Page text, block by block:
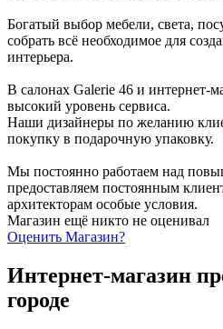
Богатый выбор мебели, света,
собрать всё необходимое для
интерьера.
В салонах Galerie 46 и интернет-
высокий уровень сервиса.
Наши дизайнеры по желанию
покупку в подарочную упаковку.
Мы постоянно работаем над
предоставляем постоянным
архитекторам особые условия.
Магазин ещё никто не оценивал
Оценить Магазин?
Интернет-магазин
городе